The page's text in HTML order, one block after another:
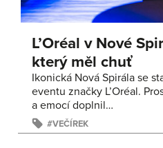
L’Oréal v Nové
který měl chuť
Ikonická Nová Spirála se
eventu značky L’Oréal.
a emocí doplnil…
VEČÍREK